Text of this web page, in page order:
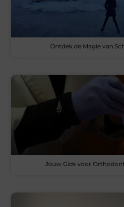
Ontdek de Magie van
Jouw Gids voor